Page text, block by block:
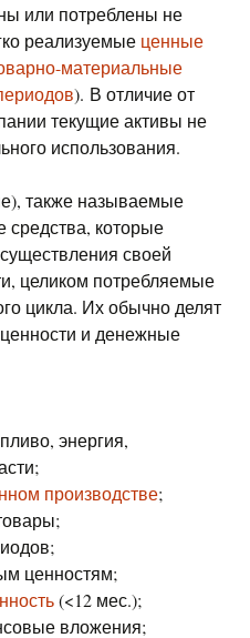
или потреблены не
реализуемые ценные
материальные
). В отличие от
текущие активы не
использования.
также называемые
средства, которые
своей
целиком потребляемые
цикла. Их обычно делят
и денежные
энергия,
производстве;
ценностям;
(<12 мес.);
вложения;